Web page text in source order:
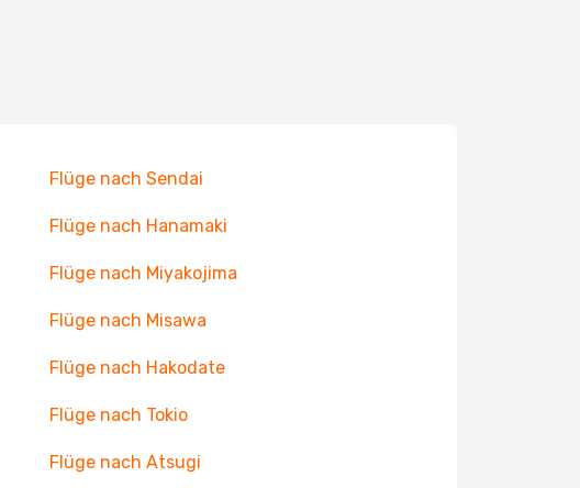
Flüge nach Sendai
Flüge nach Hanamaki
Flüge nach Miyakojima
Flüge nach Misawa
Flüge nach Hakodate
Flüge nach Tokio
Flüge nach Atsugi